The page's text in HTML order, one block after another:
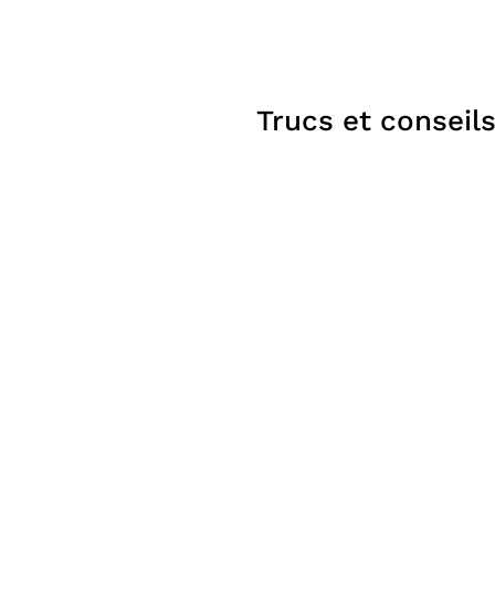
Trucs et conseils